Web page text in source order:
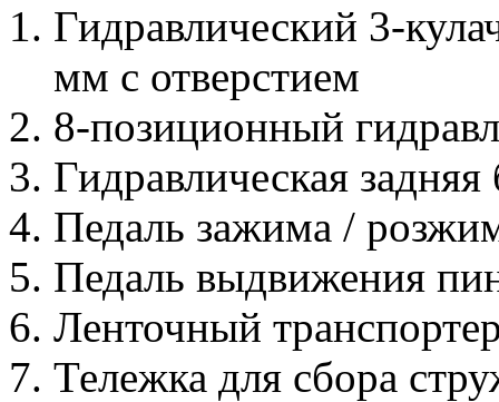
Гидравлический 3-
мм с отверстием
8-позиционный
Гидравлическая задняя
Педаль зажима /
Педаль выдвижения
Ленточный
Тележка для сбора